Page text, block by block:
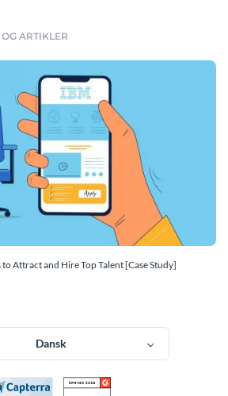
ARTIKLER
Attract and Hire Top Talent [Case Study]
Dansk